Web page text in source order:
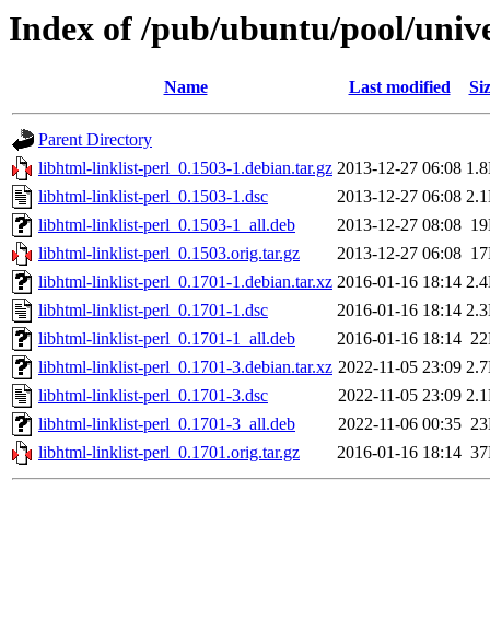
Index of /pub/ubuntu/pool/
Name Last modified
Parent Directory
libhtml-linklist-perl_0.1503-1.debian.tar.gz 2013-12-27 06:08
libhtml-linklist-perl_0.1503-1.dsc
2013-12-27 06:08
libhtml-linklist-perl_0.1503-1_all.deb
2013-12-27 08:08
libhtml-linklist-perl_0.1503.orig.tar.gz
2013-12-27 06:08
libhtml-linklist-perl_0.1701-1.debian.tar.xz 2016-01-16 18:14
libhtml-linklist-perl_0.1701-1.dsc
2016-01-16 18:14
libhtml-linklist-perl_0.1701-1_all.deb
2016-01-16 18:14
libhtml-linklist-perl_0.1701-3.debian.tar.xz 2022-11-05 23:09
libhtml-linklist-perl_0.1701-3.dsc
2022-11-05 23:09
libhtml-linklist-perl_0.1701-3_all.deb
2022-11-06 00:35
libhtml-linklist-perl_0.1701.orig.tar.gz
2016-01-16 18:14